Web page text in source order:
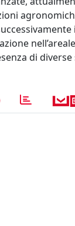
di